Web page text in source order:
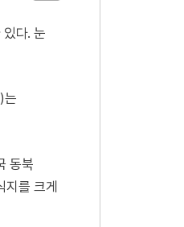
있다. 눈
는
동북
지를 크게